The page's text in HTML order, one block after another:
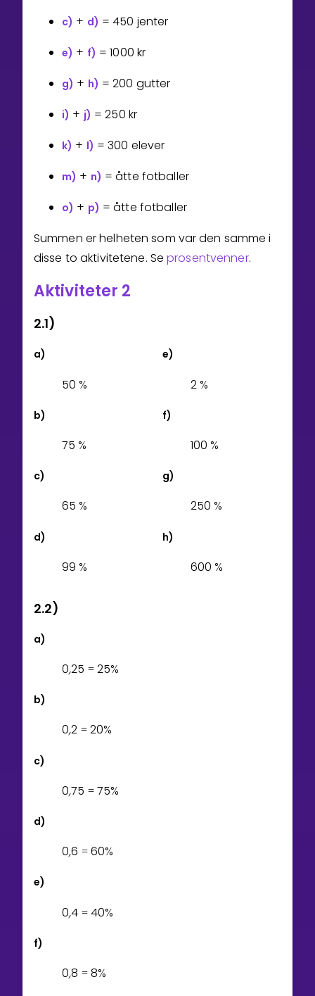
c) + d) = 450 jenter
e) + f) =1000 kr
g) + h) = 200 gutter
i) + j) =250 kr
k) + l) = 300 elever
m) + n) = åtte fotballer
o) + p) = åtte fotballer
Summen er helheten som var den samme i
disse to aktivitetene. Seprosentvenner.
Aktiviteter 2
2.1)
a)
50 %
b)
75 %
c)
65 %
d)
99 %
e)
2%
f)
100 %
g)
250 %
h)
600 %
2.2)
a)
0,25 = 25%
b)
0,2 = 20%
c)
0,75 = 75%
d)
0,6 = 60%
e)
0,4 = 40%
f)
0,8 = 8%